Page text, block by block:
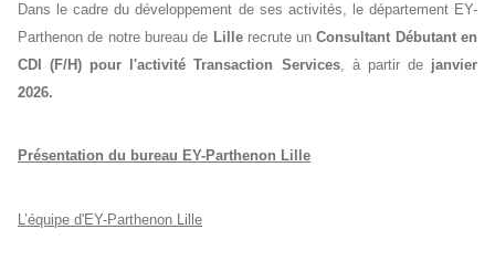
Dans le cadre du développement de ses activités, le département EY-
Parthenon de notre bureau de Lille recrute unConsultant Débutant en
CDI (F/H) pour l'activité Transaction Services, à partir dejanvier
2026.
Présentation du bureau EY-Parthenon Lille
L’équipe d'EY-Parthenon Lille